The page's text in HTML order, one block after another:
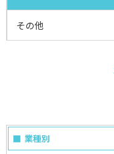
その他
業種別